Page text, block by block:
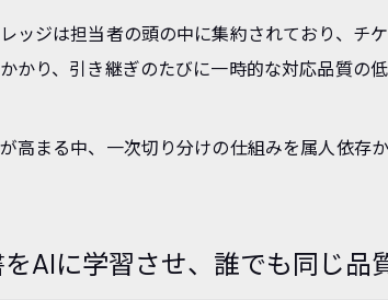
ッジは担当者の頭の中に集約されており、チ
かり、引き継ぎのたびに一時的な対応品質の低
高まる中、一次切り分けの仕組みを属人依存
AIに学習させ、誰でも同じ品